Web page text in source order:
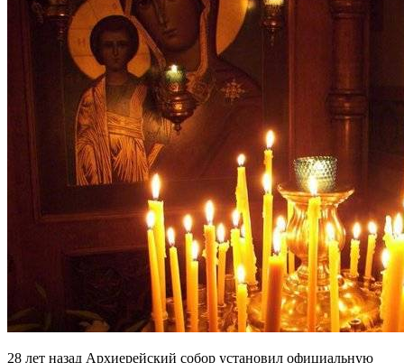
28 лет назад Архиерейский собор установил официальную